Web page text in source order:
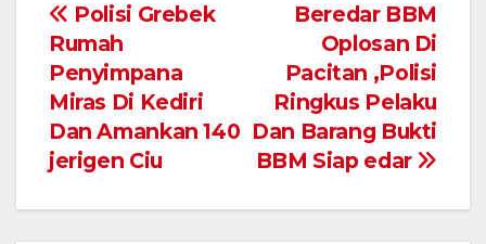
Navigasi
pos
Beredar BBM
Oplosan Di
Pacitan ,Polisi
Ringkus Pelaku
Dan Barang Bukti
BBM Siap edar
Polisi Grebek
Rumah
Penyimpana
Miras Di Kediri
Dan Amankan 140
jerigen Ciu